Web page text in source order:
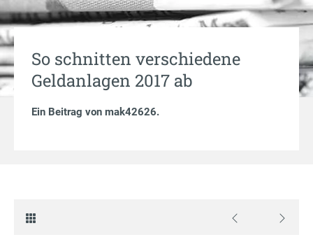
So schnitten verschiedene
Geldanlagen 2017 ab
Ein Beitrag von mak42626.